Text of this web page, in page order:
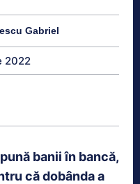
Gabriel
2022
banii în bancă,
că dobânda a